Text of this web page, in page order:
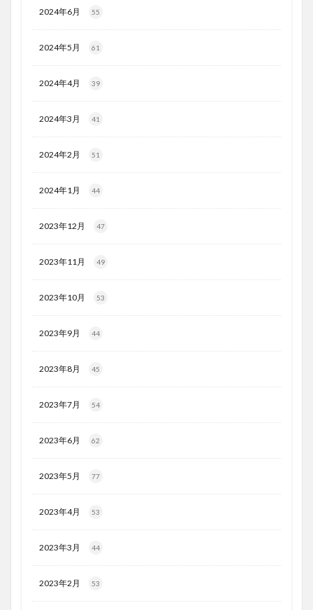
2024年6月 55
2024年5月 61
2024年4月 39
2024年3月 41
2024年2月 51
2024年1月 44
2023年12月 47
2023年11月 49
2023年10月 53
2023年9月 44
2023年8月 45
2023年7月 54
2023年6月 62
2023年5月 77
2023年4月 53
2023年3月 44
2023年2月 53